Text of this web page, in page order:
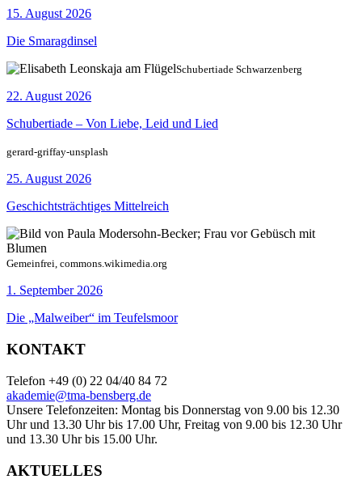
15. August 2026
Die Smaragdinsel
Schubertiade Schwarzenberg
22. August 2026
Schubertiade – Von Liebe, Leid und Lied
gerard-griffay-unsplash
25. August 2026
Geschichtsträchtiges Mittelreich
Gemeinfrei, commons.wikimedia.org
1. September 2026
Die „Malweiber“ im Teufelsmoor
KONTAKT
Telefon +49 (0) 22 04/40 84 72
akademie@tma-bensberg.de
Unsere Telefonzeiten: Montag bis Donnerstag von 9.00 bis 12.30
Uhr und 13.30 Uhr bis 17.00 Uhr, Freitag von 9.00 bis 12.30 Uhr
und 13.30 Uhr bis 15.00 Uhr.
AKTUELLES